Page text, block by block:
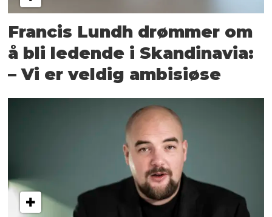
Francis Lundh drømmer om
å bli ledende i Skandinavia:
– Vi er veldig ambisiøse